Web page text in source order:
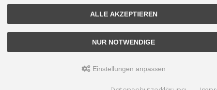
ALLE AKZEPTIEREN
NUR NOTWENDIGE
Einstellungen anpassen